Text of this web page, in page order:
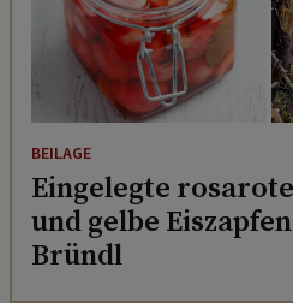
BEILAGE
Eingelegte
und gelbe
Bründl